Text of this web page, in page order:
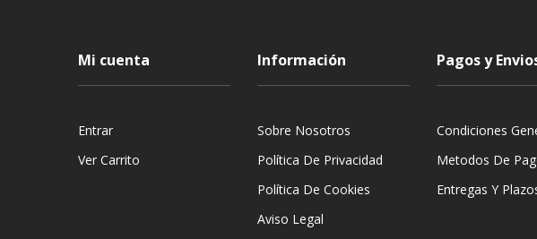
Mi cuenta
Entrar
Ver Carrito
Información
Sobre Nosotros
Política De Privacidad
Política De Cookies
Aviso Legal
Pagos y
Condiciones
Metodos De
Entregas Y